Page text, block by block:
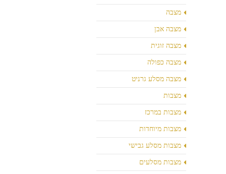
מצבה
מצבה אבן
מצבה זוגית
מצבה כפולה
מצבה מסלע גרניט
מצבות
מצבות במרכז
מצבות מיוחדות
מצבות מסלע גבישי
מצבות מסלעים